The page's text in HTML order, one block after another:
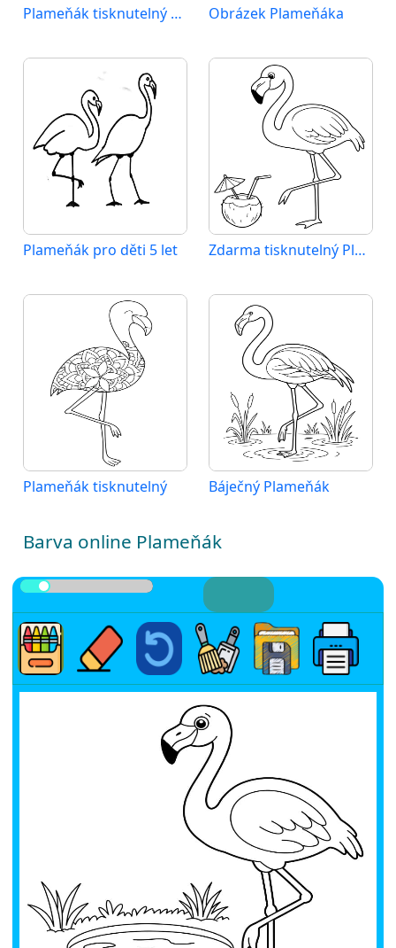
Plameňák tisknutelný obrázek Obrázek Plameňáka
Plameňák pro děti 5 let Zdarma tisknutelný Plameňák
Plameňák tisknutelný Báječný Plameňák
Barva online Plameňák